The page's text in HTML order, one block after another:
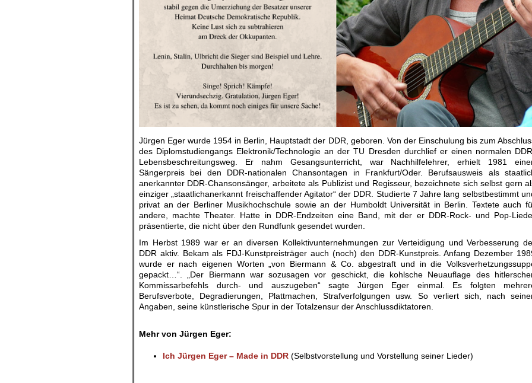
Jürgen Eger wurde 1954 in Berlin, Hauptstadt der DDR, geboren. Von der Einschulung bis zum
des Diplomstudiengangs Elektronik/Technologie an der TU Dresden durchlief er einen normalen
Lebensbeschreitungsweg. Er nahm Gesangsunterricht, war Nachhilfelehrer, erhielt 1981
Sängerpreis bei den DDR-nationalen Chansontagen in Frankfurt/Oder. Berufsausweis als
anerkannter DDR-Chansonsänger, arbeitete als Publizist und Regisseur, bezeichnete sich selbst gern
einziger „staatlichanerkannt freischaffender Agitator“ der DDR. Studierte 7 Jahre lang selbstbestimmt
privat an der Berliner Musikhochschule sowie an der Humboldt Universität in Berlin. Textete auch
andere, machte Theater. Hatte in DDR-Endzeiten eine Band, mit der er DDR-Rock- und Pop-
präsentierte, die nicht über den Rundfunk gesendet wurden.
Im Herbst 1989 war er an diversen Kollektivunternehmungen zur Verteidigung und Verbesserung
DDR aktiv. Bekam als FDJ-Kunstpreisträger auch (noch) den DDR-Kunstpreis. Anfang Dezember
wurde er nach eigenen Worten „von Biermann & Co. abgestraft und in die
gepackt…“. „Der Biermann war sozusagen vor geschickt, die kohlsche Neuauflage des
Kommissarbefehls durch- und auszugeben“ sagte Jürgen Eger einmal. Es folgten
Berufsverbote, Degradierungen, Plattmachen, Strafverfolgungen usw. So verliert sich, nach
Angaben, seine künstlerische Spur in der Totalzensur der Anschlussdiktatoren.
Mehr von Jürgen Eger:
Ich Jürgen Eger – Made in DDR (Selbstvorstellung und Vorstellung seiner Lieder)